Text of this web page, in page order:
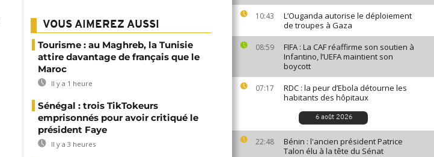
10:43
L’Ouganda autorise le déploiement
de troupes à Gaza
08:59
FIFA : La CAF réaffirme son soutien à
Infantino, l’UEFA maintient son
boycott
07:17
RDC : la peur d’Ebola détourne les
habitants des hôpitaux
6 août 2026
22:48
Bénin : l'ancien président Patrice
Talon élu à la tête du Sénat
VOUS AIMEREZ AUSSI
Tourisme : au Maghreb, la Tunisie
attire davantage de français que le
Maroc
Il y a 1 heure
Sénégal : trois TikTokeurs
emprisonnés pour avoir critiqué le
président Faye
Il y a 3 heures